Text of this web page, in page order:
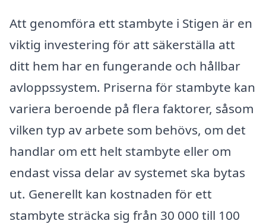
Att genomföra ett stambyte i Stigen är en
viktig investering för att säkerställa att
ditt hem har en fungerande och hållbar
avloppssystem. Priserna för stambyte kan
variera beroende på flera faktorer, såsom
vilken typ av arbete som behövs, om det
handlar om ett helt stambyte eller om
endast vissa delar av systemet ska bytas
ut. Generellt kan kostnaden för ett
stambyte sträcka sig från 30 000 till 100